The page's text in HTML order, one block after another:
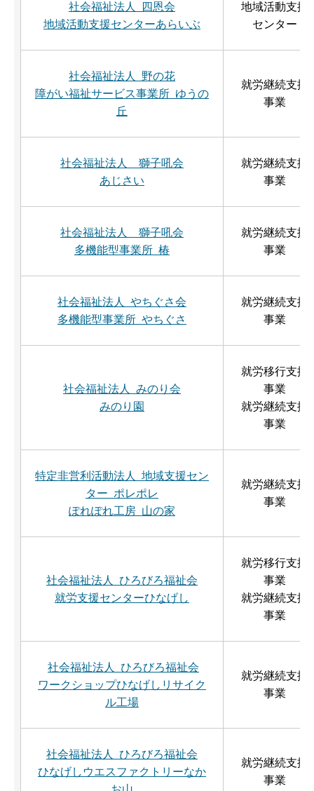
社会福祉法人 四恩会
地域活動支援センターあらいぶ
地域活動支援
センター
社会福祉法人 野の花
障がい福祉サービス事業所 ゆうの
丘
就労継続支援
事業
社会福祉法人 獅子吼会
あじさい
就労継続支援
事業
社会福祉法人 獅子吼会
多機能型事業所 椿
就労継続支援
事業
社会福祉法人 やちぐさ会
多機能型事業所 やちぐさ
就労継続支援
事業
社会福祉法人 みのり会
みのり園
就労移行支援
事業
就労継続支援
事業
特定非営利活動法人 地域支援セン
ター ポレポレ
ぽれぽれ工房 山の家
就労継続支援
事業
社会福祉法人 ひろびろ福祉会
就労支援センターひなげし
就労移行支援
事業
就労継続支援
事業
社会福祉法人 ひろびろ福祉会
ワークショップひなげしリサイク
ル工場
就労継続支援
事業
社会福祉法人 ひろびろ福祉会
ひなげしウエスファクトリーなか
就労継続支援
事業